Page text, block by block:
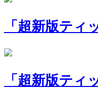
「超新版ティ
「超新版ティ